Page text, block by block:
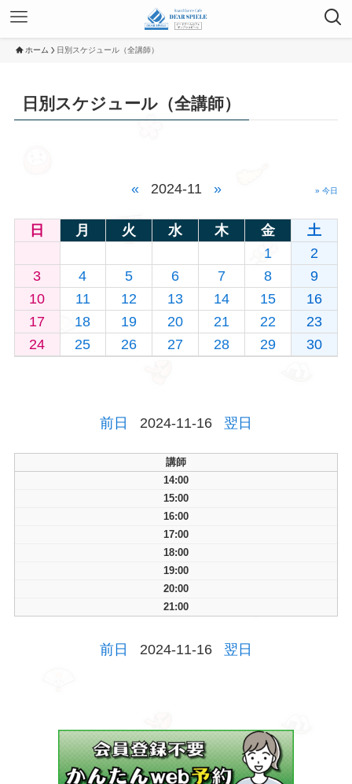
ホーム 日別スケジュール（全講師）
日別スケジュール（全講師）
« 2024-11 » » 今日
日 月 火 水 木 金
土
1
2
3
4 5 6 7 8
9
10
11 12 13 14 15
16
17
18 19 20 21 22
23
24
25 26 27 28 29 30
前日 2024-11-16 翌日
講師
14:00
15:00
16:00
17:00
18:00
19:00
20:00
21:00
前日 2024-11-16 翌日